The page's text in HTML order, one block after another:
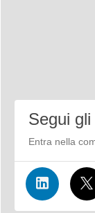
Segui
Entra nella